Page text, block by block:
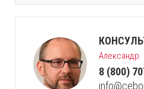
Александр
8 (800)